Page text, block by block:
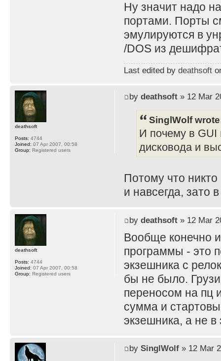
Ну значит надо
портами. Порты
эмулируются в
/DOS из
Last edited by deathsoft
by deathsoft» 12 Mar
SinglWolf
И почему в GUI
дисковода и
Потому что
и навсегда, зато
deathsoft
Posts: 4744
Joined: 07 Apr 2007, 00:58
Group: Registered users
by deathsoft» 12 Mar
Вообще конечно
программы - это
экзешника с
бы не было.
переносом на пц
сумма и
экзешника, а не в
deathsoft
Posts: 4744
Joined: 07 Apr 2007, 00:58
Group: Registered users
by SinglWolf» 12 Mar